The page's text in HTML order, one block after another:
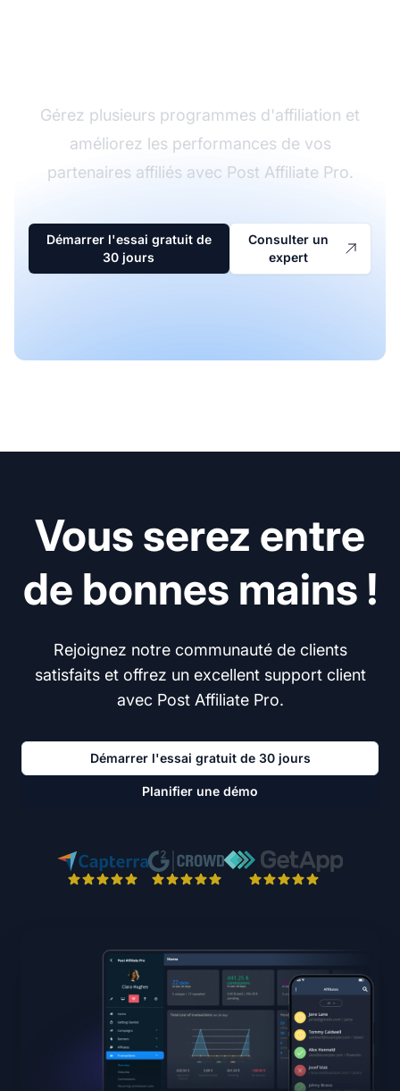
Gérez plusieurs programmes d'affiliation et
améliorez les performances de vos
partenaires affiliés avec Post Affiliate Pro.
Démarrer l'essai gratuit de
30 jours
Consulter un
expert
Vous serez entre
de bonnes mains !
Rejoignez notre communauté de clients
satisfaits et offrez un excellent support client
avec Post Affiliate Pro.
Démarrer l'essai gratuit de 30 jours
Planifier une démo